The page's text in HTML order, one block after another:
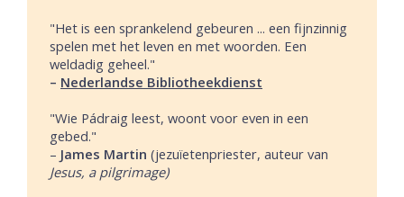
"Het is een sprankelend gebeuren ... een fijnzinnig
spelen met het leven en met woorden. Een
weldadig geheel."
– Nederlandse Bibliotheekdienst
"Wie Pádraig leest, woont voor even in een
gebed."
– James Martin (jezuïetenpriester, auteur van
Jesus, a pilgrimage)